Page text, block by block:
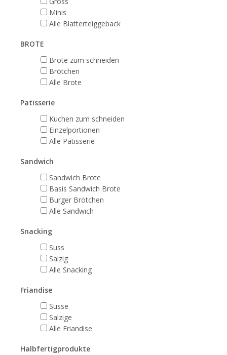
Minis
Alle Blatterteiggeback
BROTE
Brote zum schneiden
Brötchen
Alle Brote
Patisserie
Kuchen zum schneiden
Einzelportionen
Alle Patisserie
Sandwich
Sandwich Brote
Basis Sandwich Brote
Burger Brötchen
Alle Sandwich
Snacking
Suss
Salzig
Alle Snacking
Friandise
Susse
Salzige
Alle Friandise
Halbfertigprodukte